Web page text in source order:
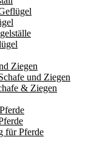
Ziegen
und Ziegen
& Ziegen
für Pferde